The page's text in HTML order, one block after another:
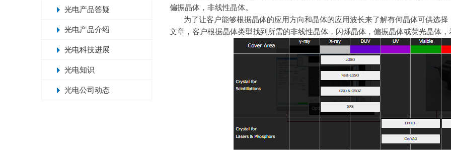
光电产品答疑
光电产品介绍
光电科技进展
光电知识
光电公司动态
偏振晶体，非线性晶体。
为了让客户能够根据晶体的应用方向和晶体的应用波长来了解有何晶体可供选择
文章，客户根据晶体类型找到所需的非线性晶体，闪烁晶体，偏振晶体或荧光晶体